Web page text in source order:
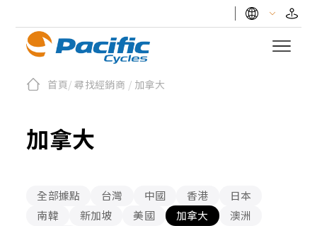
首頁/ 尋找經銷商 / 加拿大
加拿大
全部據點 台灣 中國 香港
日本
南韓
新加坡 美國 加拿大
澳洲